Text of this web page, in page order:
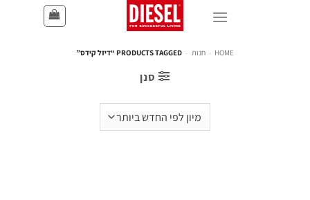
HOME
- חנות - PRODUCTS TAGGED “דיזל קידס”
סנן